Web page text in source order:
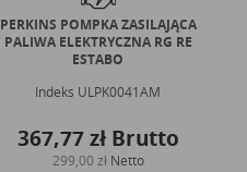
PERKINS POMPKA ZASILAJĄCA
PALIWA ELEKTRYCZNA RG RE
ESTABO
Indeks ULPK0041AM
367,77 złBrutto
299,00 zł Netto